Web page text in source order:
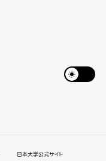
日本大学公式サイト